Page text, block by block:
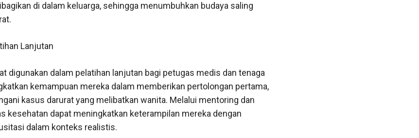
di dalam keluarga, sehingga menumbuhkan budaya saling
Lanjutan
digunakan dalam pelatihan lanjutan bagi petugas medis dan tenaga
kemampuan mereka dalam memberikan pertolongan pertama,
kasus darurat yang melibatkan wanita. Melalui mentoring dan
kesehatan dapat meningkatkan keterampilan mereka dengan
dalam konteks realistis.